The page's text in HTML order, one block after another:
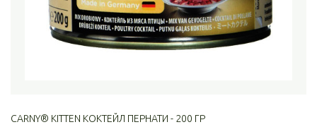
CARNY® KITTEN КОКТЕЙЛ ПЕРНАТИ - 200 ГР